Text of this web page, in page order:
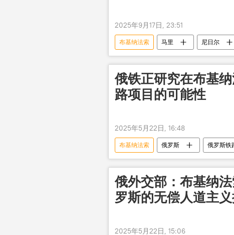
2025年9月17日, 23:51
布基纳法索 马里 尼日尔
俄铁正研究在布基
路项目的可能性
2025年5月22日, 16:48
布基纳法索 俄罗斯 俄罗斯铁
俄外交部：布基纳
罗斯的无偿人道主
2025年5月22日, 15:06